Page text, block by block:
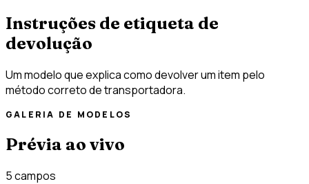
Instruções de etiqueta de
devolução
Um modelo que explica como devolver um item pelo
método correto de transportadora.
GALERIA DE MODELOS
Prévia ao vivo
5 campos